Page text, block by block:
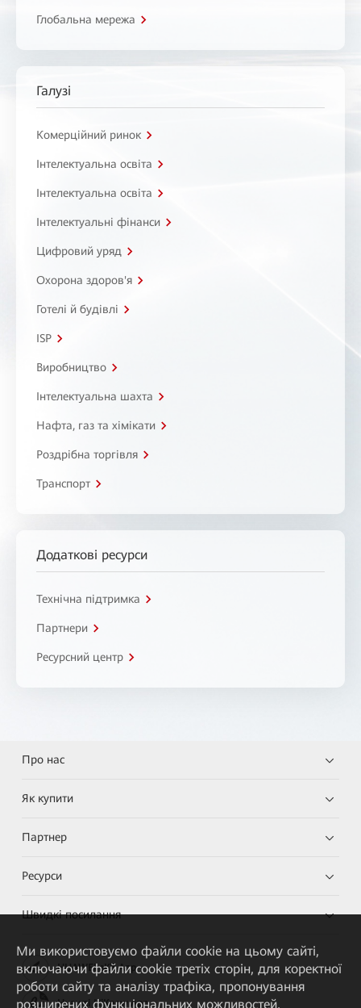
Глобальна мережа
Галузі
Комерційний ринок
Інтелектуальна освіта
Інтелектуальна освіта
Інтелектуальні фінанси
Цифровий уряд
Охорона здоров'я
Готелі й будівлі
ISP
Виробництво
Інтелектуальна шахта
Нафта, газ та хімікати
Роздрібна торгівля
Транспорт
Додаткові ресурси
Технічна підтримка
Партнери
Ресурсний центр
Про нас
Як купити
Партнер
Ресурси
Швидкі посилання
HUAWEI eKit App
Huawei HiKnow App
Ми використовуємо файли cookie на цьому сайті,
включаючи файли cookie третіх сторін, для коректної
роботи сайту та аналізу трафіка, пропонування
розширених функціональних можливостей,